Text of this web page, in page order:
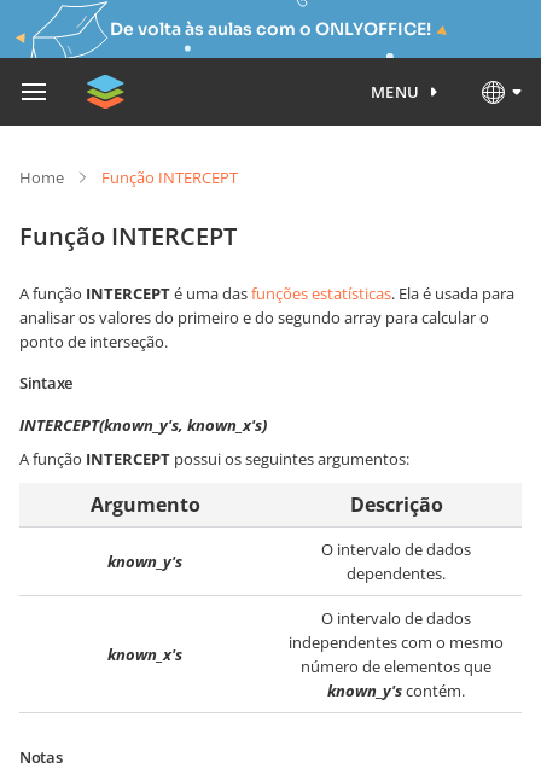
De volta às aulas com o ONLYOFFICE!
MENU
Home Função INTERCEPT
Função INTERCEPT
A função INTERCEPTé uma dasfunções estatísticas. Ela é usada para
analisar os valores do primeiro e do segundo array para calcular o
ponto de interseção.
Sintaxe
INTERCEPT(known_y's, known_x's)
A função INTERCEPT possui os seguintes argumentos:
Argumento Descrição
known_y's
O intervalo de dados
dependentes.
known_x's
O intervalo de dados
independentes com o mesmo
número de elementos que
known_y'scontém.
Notas